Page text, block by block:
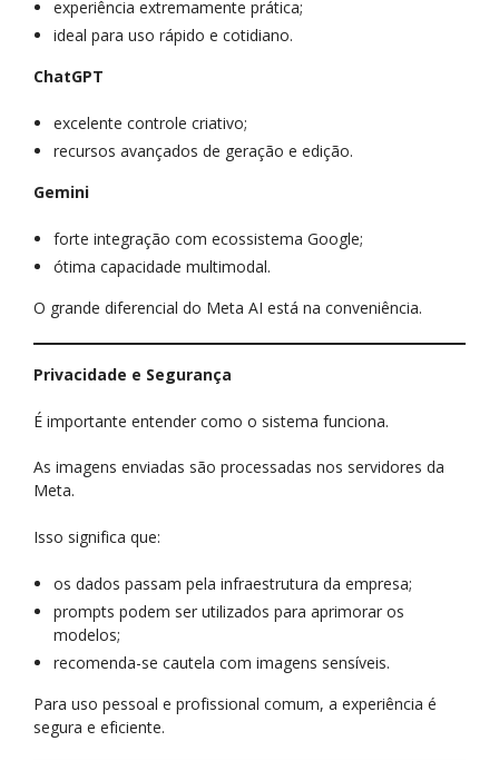
experiência extremamente prática;
ideal para uso rápido e cotidiano.
ChatGPT
excelente controle criativo;
recursos avançados de geração e edição.
Gemini
forte integração com ecossistema Google;
ótima capacidade multimodal.
O grande diferencial do Meta AI está na conveniência.
Privacidade e Segurança
É importante entender como o sistema funciona.
As imagens enviadas são processadas nos servidores da
Meta.
Isso significa que:
os dados passam pela infraestrutura da empresa;
prompts podem ser utilizados para aprimorar os
modelos;
recomenda-se cautela com imagens sensíveis.
Para uso pessoal e profissional comum, a experiência é
segura e eficiente.